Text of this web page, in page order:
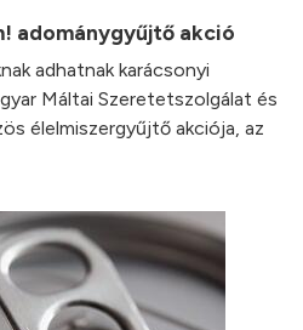
adománygyűjtő akció
adhatnak karácsonyi
Máltai Szeretetszolgálat és
élelmiszergyűjtő akciója, az